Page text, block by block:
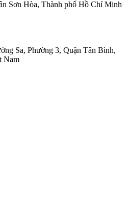
Sơn Hòa, Thành phố Hồ Chí Minh
Sa, Phường 3, Quận Tân Bình,
Nam